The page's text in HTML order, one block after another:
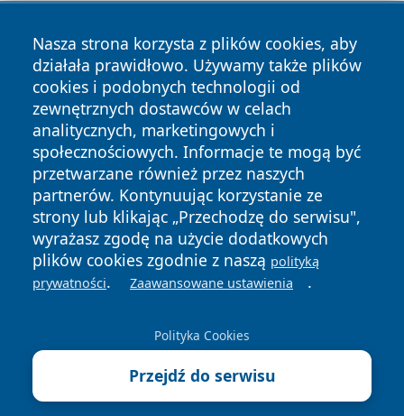
Nasza strona korzysta z plików cookies, aby
działała prawidłowo. Używamy także plików
cookies i podobnych technologii od
zewnętrznych dostawców w celach
analitycznych, marketingowych i
społecznościowych. Informacje te mogą być
przetwarzane również przez naszych
partnerów. Kontynuując korzystanie ze
strony lub klikając „Przechodzę do serwisu",
wyrażasz zgodę na użycie dodatkowych
plików cookies zgodnie z naszą polityką
prywatności. Zaawansowane ustawienia .
Polityka Cookies
Przejdź do serwisu
Copyright © 2026 radomski24.pl Wszystkie prawa
zastrzeżone.
News Autorzy
Polityka
Prywatności
Polityka
Cookies